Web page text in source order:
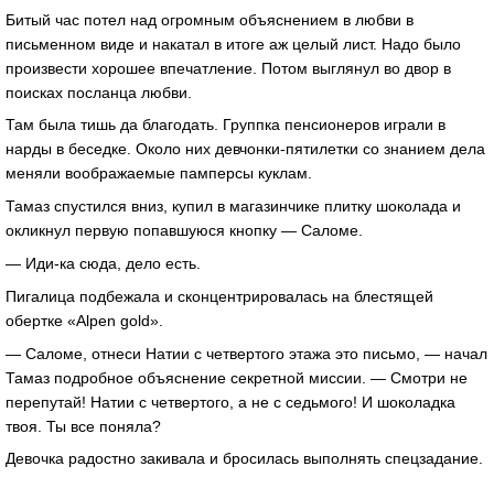
Битый час потел над огромным объяснением в любви в
письменном виде и накатал в итоге аж целый лист. Надо было
произвести хорошее впечатление. Потом выглянул во двор в
поисках посланца любви.
Там была тишь да благодать. Группка пенсионеров играли в
нарды в беседке. Около них девчонки-пятилетки со знанием дела
меняли воображаемые памперсы куклам.
Тамаз спустился вниз, купил в магазинчике плитку шоколада и
окликнул первую попавшуюся кнопку — Саломе.
— Иди-ка сюда, дело есть.
Пигалица подбежала и сконцентрировалась на блестящей
обертке «Alpen gold».
— Саломе, отнеси Натии с четвертого этажа это письмо, — начал
Тамаз подробное объяснение секретной миссии. — Смотри не
перепутай! Натии с четвертого, а не с седьмого! И шоколадка
твоя. Ты все поняла?
Девочка радостно закивала и бросилась выполнять спецзадание.